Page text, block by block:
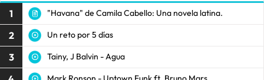
1 "Havana" de Camila Cabello: Una novela latina.
2 Un reto por 5 días
3 Tainy, J Balvin - Agua